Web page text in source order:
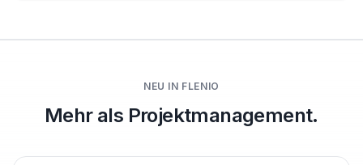
NEU IN FLENIO
Mehr als Projektmanagement.